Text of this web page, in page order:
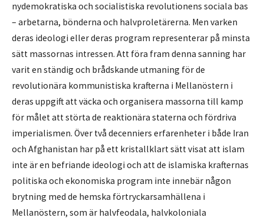
nydemokratiska och socialistiska revolutionens sociala bas
– arbetarna, bönderna och halvproletärerna. Men varken
deras ideologi eller deras program representerar på minsta
sätt massornas intressen. Att föra fram denna sanning har
varit en ständig och brådskande utmaning för de
revolutionära kommunistiska krafterna i Mellanöstern i
deras uppgift att väcka och organisera massorna till kamp
för målet att störta de reaktionära staterna och fördriva
imperialismen. Över två decenniers erfarenheter i både Iran
och Afghanistan har på ett kristallklart sätt visat att islam
inte är en befriande ideologi och att de islamiska krafternas
politiska och ekonomiska program inte innebär någon
brytning med de hemska förtryckarsamhällena i
Mellanöstern, som är halvfeodala, halvkoloniala